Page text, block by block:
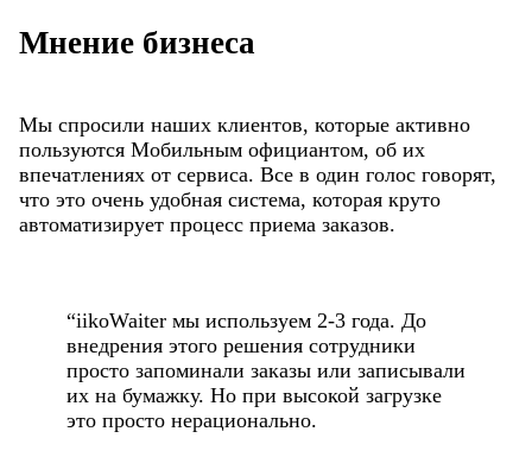
Мнение бизнеса
Мы спросили наших клиентов, которые активно
пользуются Мобильным официантом, об их
впечатлениях от сервиса. Все в один голос говорят,
что это очень удобная система, которая круто
автоматизирует процесс приема заказов.
“iikoWaiter мы используем 2-3 года. До
внедрения этого решения сотрудники
просто запоминали заказы или записывали
их на бумажку. Но при высокой загрузке
это просто нерационально.